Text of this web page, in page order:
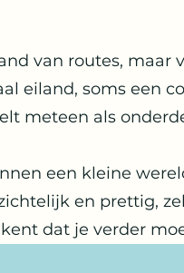
van routes, maar
eiland, soms een
meteen als
een kleine
en prettig,
dat je verder